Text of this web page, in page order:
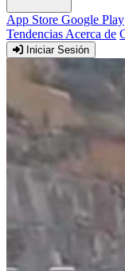
App Store Google Play
Tendencias Acerca de
Iniciar Sesión